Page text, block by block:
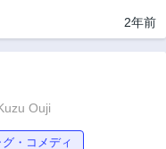
2年前
Ouji
グ・コメディ